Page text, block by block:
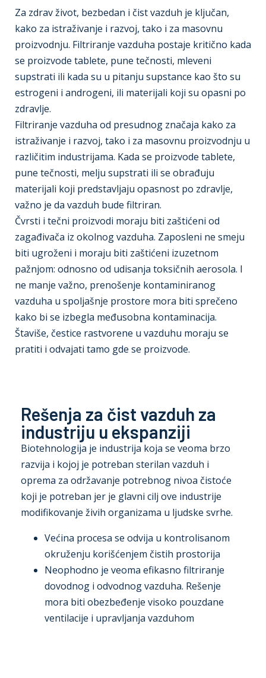
Za zdrav život, bezbedan i čist vazduh je ključan,
kako za istraživanje i razvoj, tako i za masovnu
proizvodnju. Filtriranje vazduha postaje kritično kada
se proizvode tablete, pune tečnosti, mleveni
supstrati ili kada su u pitanju supstance kao što su
estrogeni i androgeni, ili materijali koji su opasni po
zdravlje.
Filtriranje vazduha od presudnog značaja kako za
istraživanje i razvoj, tako i za masovnu proizvodnju u
različitim industrijama. Kada se proizvode tablete,
pune tečnosti, melju supstrati ili se obrađuju
materijali koji predstavljaju opasnost po zdravlje,
važno je da vazduh bude filtriran.
Čvrsti i tečni proizvodi moraju biti zaštićeni od
zagađivača iz okolnog vazduha. Zaposleni ne smeju
biti ugroženi i moraju biti zaštićeni izuzetnom
pažnjom: odnosno od udisanja toksičnih aerosola. I
ne manje važno, prenošenje kontaminiranog
vazduha u spoljašnje prostore mora biti sprečeno
kako bi se izbegla međusobna kontaminacija.
Štaviše, čestice rastvorene u vazduhu moraju se
pratiti i odvajati tamo gde se proizvode.
Rešenja za čist vazduh za
industriju u ekspanziji
Biotehnologija je industrija koja se veoma brzo
razvija i kojoj je potreban sterilan vazduh i
oprema za održavanje potrebnog nivoa čistoće
koji je potreban jer je glavni cilj ove industrije
modifikovanje živih organizama u ljudske svrhe.
Većina procesa se odvija u kontrolisanom
okruženju korišćenjem čistih prostorija
Neophodno je veoma efikasno filtriranje
dovodnog i odvodnog vazduha. Rešenje
mora biti obezbeđenje visoko pouzdane
ventilacije i upravljanja vazduhom